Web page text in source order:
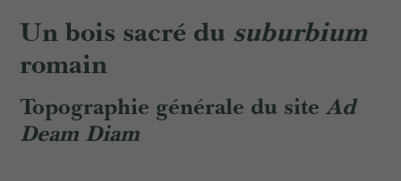
Un bois sacré du suburbium
romain
Topographie générale du siteAd
Deam Diam